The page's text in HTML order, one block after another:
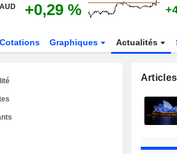
AUD +0,29 %
Cotations Graphiques Actualités